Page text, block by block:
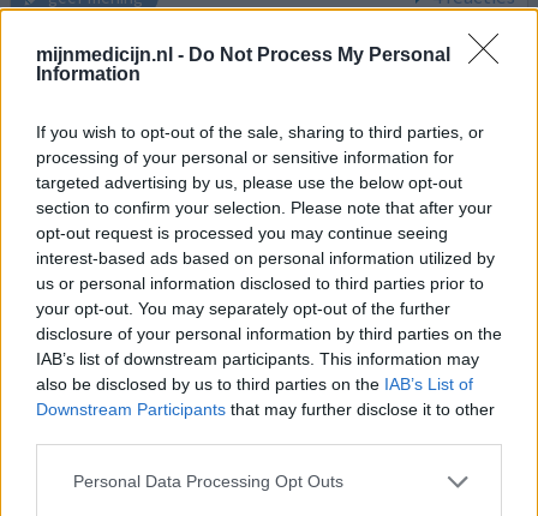
mijnmedicijn.nl - Do Not Process My Personal
Information
If you wish to opt-out of the sale, sharing to third parties, or
processing of your personal or sensitive information for
targeted advertising by us, please use the below opt-out
section to confirm your selection. Please note that after your
opt-out request is processed you may continue seeing
interest-based ads based on personal information utilized by
us or personal information disclosed to third parties prior to
your opt-out. You may separately opt-out of the further
disclosure of your personal information by third parties on the
IAB’s list of downstream participants. This information may
also be disclosed by us to third parties on the IAB’s List of
Downstream Participants that may further disclose it to other
Personal Data Processing Opt Outs
Chloordiazepoxide
15-08-2018 | Man | 67
chloordiazepoxide (10mg)
Alcoholverslaving
Effectiviteit
Hoeveelheid bijwerkingen
Na alcoholverslaving en behandeling in kliniek verder
gegaan met Librium dat later chloordiazepoxide is gaan
heten. Voelde me er uitstekend bij en had geen of
nauwelijks bijwerkingen. Heb daardoor altijd mijn werk
goed kunnen doen. Medicijn is nu uit de handel. Mijn
[lees meer...]